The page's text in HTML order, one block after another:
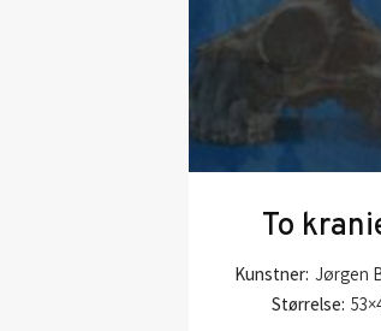
To
Kunstner: Jørgen
Størrelse: